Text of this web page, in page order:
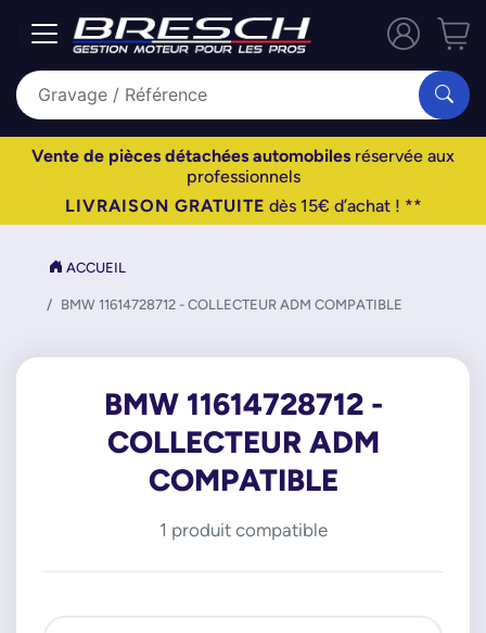
Vente de pièces détachées automobiles réservée aux
professionnels
LIVRAISON GRATUITE dès 15€ d’achat ! **
ACCUEIL
BMW 11614728712 - COLLECTEUR ADM COMPATIBLE
BMW 11614728712 -
COLLECTEUR ADM
COMPATIBLE
1 produit compatible